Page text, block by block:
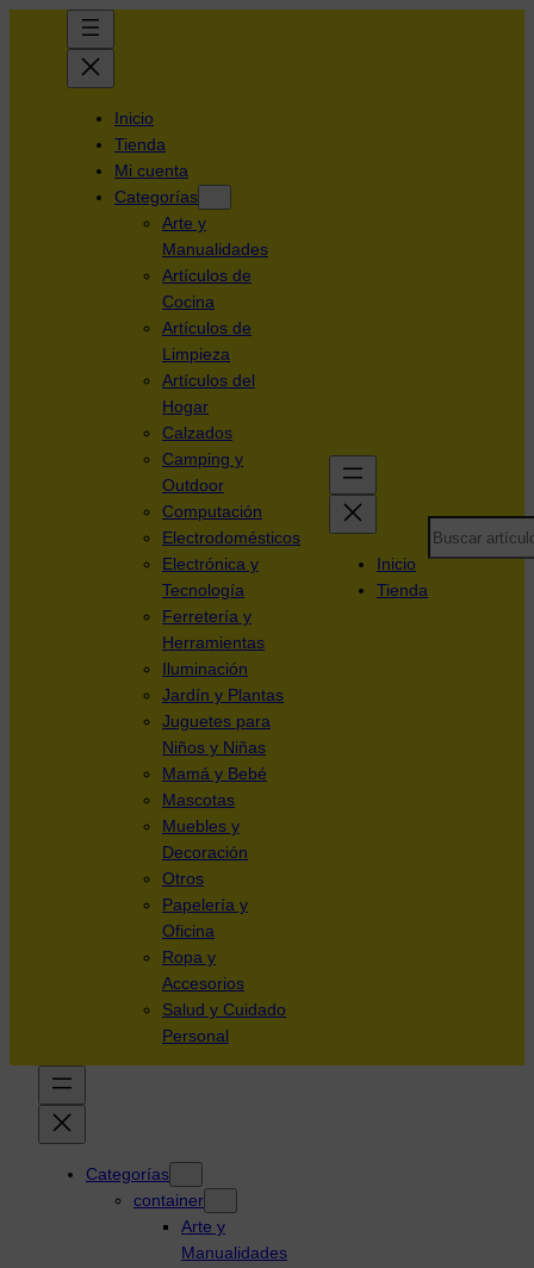
Inicio
Tienda
Mi cuenta
Categorías
Arte y
Manualidades
Artículos de
Cocina
Artículos de
Limpieza
Artículos del
Hogar
Calzados
Camping y
Outdoor
Computación
Electrodomésticos
Electrónica y
Tecnología
Ferretería y
Herramientas
Iluminación
Jardín y Plantas
Juguetes para
Niños y Niñas
Mamá y Bebé
Mascotas
Muebles y
Decoración
Otros
Papelería y
Oficina
Ropa y
Accesorios
Salud y Cuidado
Personal
Inicio
Tienda
Search
Categorías
container
Arte y
Manualidades